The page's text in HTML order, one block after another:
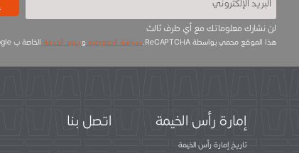
لن نشارك معلوماتك مع أي طرف ثالث
هذا الموقع محمي بواسطة ReCAPTCHA. سياسة الخصوصية وبنود الخدمة الخاصة ب Google تتطبق.
إمارة رأس الخيمة
تاريخ إمارة رأس الخيمة
اتصل بنا